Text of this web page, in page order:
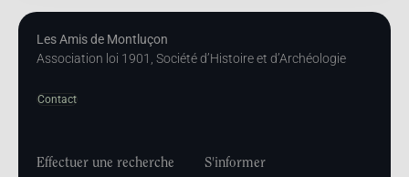
Les Amis de Montluçon
Association loi 1901, Société d’Histoire et d’Archéologie
Contact
Effectuer une recherche S'informer